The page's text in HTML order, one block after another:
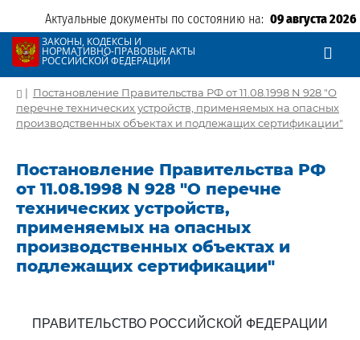
Актуальные документы по состоянию на: 09 августа 2026
ЗАКОНЫ, КОДЕКСЫ И
НОРМАТИВНО-ПРАВОВЫЕ АКТЫ
РОССИЙСКОЙ ФЕДЕРАЦИИ
| Постановление Правительства РФ от 11.08.1998 N 928 "О
перечне технических устройств, применяемых на опасных
производственных объектах и подлежащих сертификации"
Постановление Правительства РФ
от 11.08.1998 N 928 "О перечне
технических устройств,
применяемых на опасных
производственных объектах и
подлежащих сертификации"
ПРАВИТЕЛЬСТВО РОССИЙСКОЙ ФЕДЕРАЦИИ